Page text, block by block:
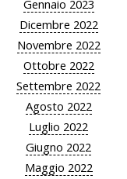
Gennaio 2023
Dicembre 2022
Novembre 2022
Ottobre 2022
Settembre 2022
Agosto 2022
Luglio 2022
Giugno 2022
Maggio 2022